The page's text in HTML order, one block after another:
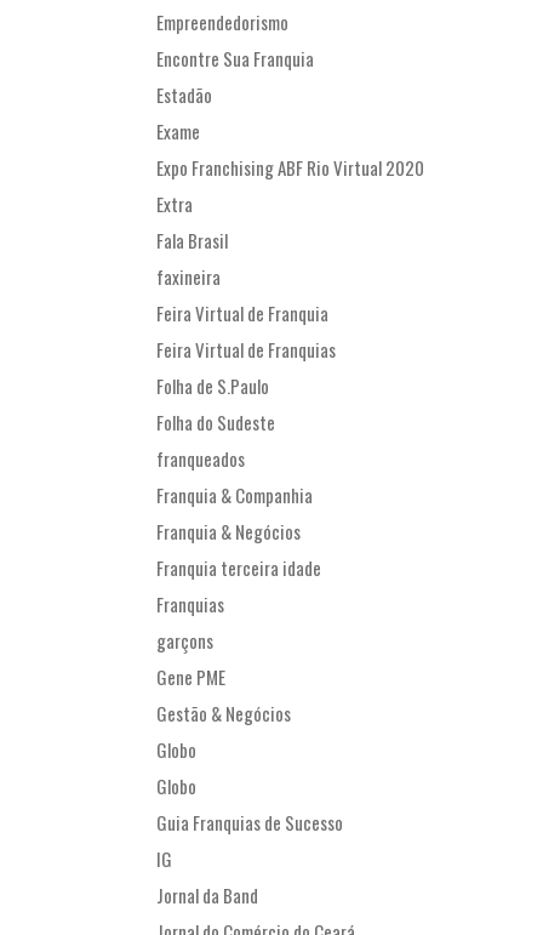
Empreendedorismo
Encontre Sua Franquia
Estadão
Exame
Expo Franchising ABF Rio Virtual 2020
Extra
Fala Brasil
faxineira
Feira Virtual de Franquia
Feira Virtual de Franquias
Folha de S.Paulo
Folha do Sudeste
franqueados
Franquia & Companhia
Franquia & Negócios
Franquia terceira idade
Franquias
garçons
Gene PME
Gestão & Negócios
Globo
Globo
Guia Franquias de Sucesso
IG
Jornal da Band